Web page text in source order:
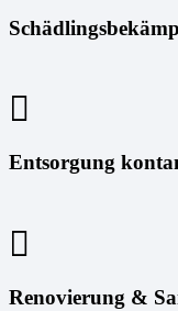
Entsorgung
Renovierung &